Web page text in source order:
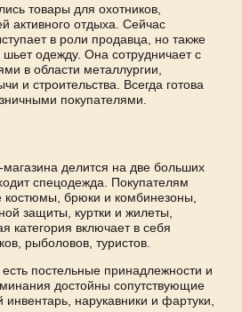
товары для охотников,
активного отдыха. Сейчас
в роли продавца, но также
одежду. Она сотрудничает с
в области металлургии,
и строительства. Всегда готова
покупателями.
делится на две больших
спецодежда. Покупателям
костюмы, брюки и комбинезоны,
защиты, куртки и жилеты,
категория включает в себя
рыболовов, туристов.
есть постельные принадлежности и
достойны сопутствующие
инвентарь, нарукавники и фартуки,